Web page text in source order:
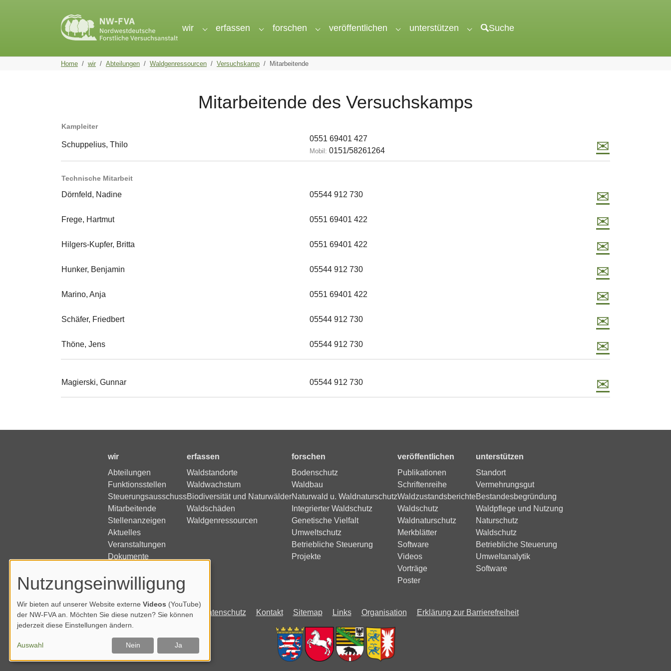
wir
Submenu for "wir"
erfassen
Submenu for "erfassen"
forschen
Submenu for "forschen"
veröffentlichen
Submenu for "veröffentlichen"
unterstützen
Submenu for "unterstützen"
Suche
You are here:
Home wir Abteilungen Waldgenressourcen Versuchskamp Mitarbeitende
Mitarbeitende des Versuchskamps
Kampleiter
Schuppelius, Thilo
0551 69401 427
Mobil: 0151/58261264 ✉
Technische Mitarbeit
Dörnfeld, Nadine 05544 912 730 ✉
Frege, Hartmut 0551 69401 422 ✉
Hilgers-Kupfer, Britta 0551 69401 422 ✉
Hunker, Benjamin 05544 912 730 ✉
Marino, Anja 0551 69401 422 ✉
Schäfer, Friedbert 05544 912 730 ✉
Thöne, Jens 05544 912 730 ✉
Magierski, Gunnar 05544 912 730 ✉
wir
Abteilungen
Funktionsstellen
Steuerungsausschuss
Mitarbeitende
Stellenanzeigen
Aktuelles
Veranstaltungen
Dokumente
erfassen
Waldstandorte
Waldwachstum
Biodiversität und Naturwälder
Waldschäden
Waldgenressourcen
forschen
Bodenschutz
Waldbau
Naturwald u. Waldnaturschutz
Integrierter Waldschutz
Genetische Vielfalt
Umweltschutz
Betriebliche Steuerung
Projekte
veröffentlichen
Publikationen
Schriftenreihe
Waldzustandsberichte
Waldschutz
Waldnaturschutz
Merkblätter
Software
Videos
Vorträge
Poster
unterstützen
Standort
Vermehrungsgut
Bestandesbegründung
Waldpflege und Nutzung
Naturschutz
Waldschutz
Betriebliche Steuerung
Umweltanalytik
Software
Impressum Datenschutz Kontakt Sitemap Links Organisation Erklärung zur Barrierefreiheit
Nutzungseinwilligung
Wir bieten auf unserer Website externe Videos (YouTube)
der NW-FVA an. Möchten Sie diese nutzen? Sie können
jederzeit diese Einstellungen ändern.
Auswahl Nein Ja